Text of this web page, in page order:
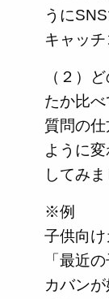
うに
キャッチ
（２）
たか比べ
質問の
ように
してみま
※例
子供向
「最近
カバンが